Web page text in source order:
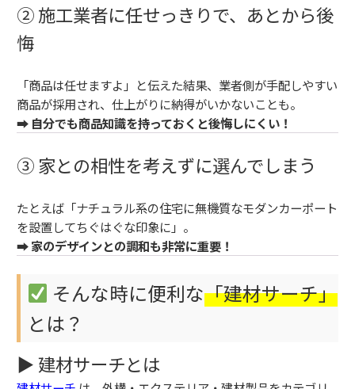
② 施工業者に任せっきりで、あとから後
悔
「商品は任せますよ」と伝えた結果、業者側が手配しやすい
商品が採用され、仕上がりに納得がいかないことも。
➡ 自分でも商品知識を持っておくと後悔しにくい！
③ 家との相性を考えずに選んでしまう
たとえば「ナチュラル系の住宅に無機質なモダンカーポート
を設置してちぐはぐな印象に」。
➡家のデザインとの調和も非常に重要！
そんな時に便利な「建材サーチ」
とは？
▶ 建材サーチとは